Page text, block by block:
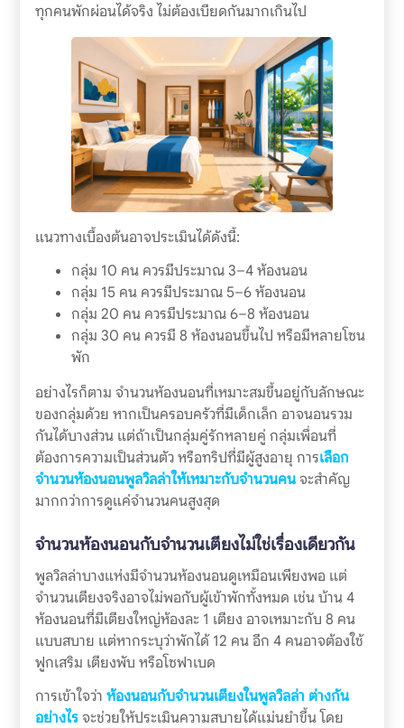
ทุกคนพักผ่อนได้จริง ไม่ต้องเบียดกันมากเกินไป
แนวทางเบื้องต้นอาจประเมินได้ดังนี้:
กลุ่ม 10 คน ควรมีประมาณ 3–4 ห้องนอน
กลุ่ม 15 คน ควรมีประมาณ 5–6 ห้องนอน
กลุ่ม 20 คน ควรมีประมาณ 6–8 ห้องนอน
กลุ่ม 30 คน ควรมี 8 ห้องนอนขึ้นไป หรือมีหลายโซน
พัก
อย่างไรก็ตาม จำนวนห้องนอนที่เหมาะสมขึ้นอยู่กับลักษณะ
ของกลุ่มด้วย หากเป็นครอบครัวที่มีเด็กเล็ก อาจนอนรวม
กันได้บางส่วน แต่ถ้าเป็นกลุ่มคู่รักหลายคู่ กลุ่มเพื่อนที่
ต้องการความเป็นส่วนตัว หรือทริปที่มีผู้สูงอายุ การเลือก
จำนวนห้องนอนพูลวิลล่าให้เหมาะกับจำนวนคนจะสำคัญ
มากกว่าการดูแค่จำนวนคนสูงสุด
จำนวนห้องนอนกับจำนวนเตียงไม่ใช่เรื่องเดียวกัน
พูลวิลล่าบางแห่งมีจำนวนห้องนอนดูเหมือนเพียงพอ แต่
จำนวนเตียงจริงอาจไม่พอกับผู้เข้าพักทั้งหมด เช่น บ้าน 4
ห้องนอนที่มีเตียงใหญ่ห้องละ 1 เตียง อาจเหมาะกับ 8 คน
แบบสบาย แต่หากระบุว่าพักได้ 12 คน อีก 4 คนอาจต้องใช้
ฟูกเสริม เตียงพับ หรือโซฟาเบด
การเข้าใจว่า ห้องนอนกับจำนวนเตียงในพูลวิลล่า ต่างกัน
อย่างไรจะช่วยให้ประเมินความสบายได้แม่นยำขึ้น โดย